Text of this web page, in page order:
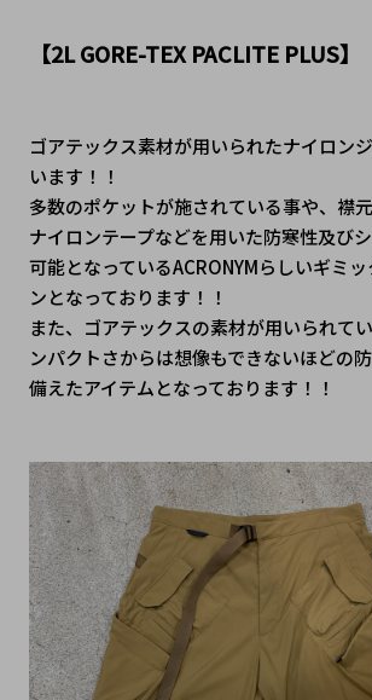
【2L GORE-TEX PACLITE PLUS】
ゴアテックス素材が用いられたナイロン
います！！
多数のポケットが施されている事や、襟
ナイロンテープなどを用いた防寒性及び
可能となっているACRONYMらしいギミ
ンとなっております！！
また、ゴアテックスの素材が用いられて
ンパクトさからは想像もできないほどの
備えたアイテムとなっております！！